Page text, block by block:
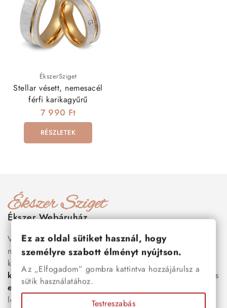
ÉkszerSziget
Stellar vésett, nemesacél
férfi karikagyűrű
7 990 Ft
RÉSZLETEK
Ékszer Webáruház
Válogass több száz prémium minőségű, stílusos és tartós
nemesacél ékszer és orvosi fém ékszer közül, amelyek
között megtalálhatók a legnépszerűbb darabok is:
karkötők, nőinyakláncok,karikagyűrűk,fülbevalók
és
esküvői kiegészítőkegyaránt. Webáruházunkban a
legújabb trendeket követő, mégis időtálló ékszerek közül
Ez az oldal sütiket használ, hogy
személyre szabott élményt nyújtson.
Az „Elfogadom” gombra kattintva hozzájárulsz a
sütik használatához.
Testreszabás